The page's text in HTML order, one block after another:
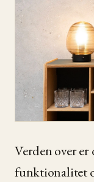
Verden over
funktionalitet